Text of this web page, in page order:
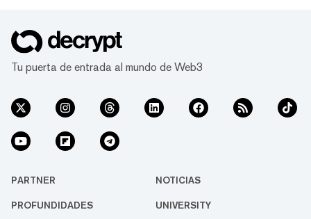
Tu puerta de entrada al mundo de Web3
PARTNER NOTICIAS
PROFUNDIDADES UNIVERSITY